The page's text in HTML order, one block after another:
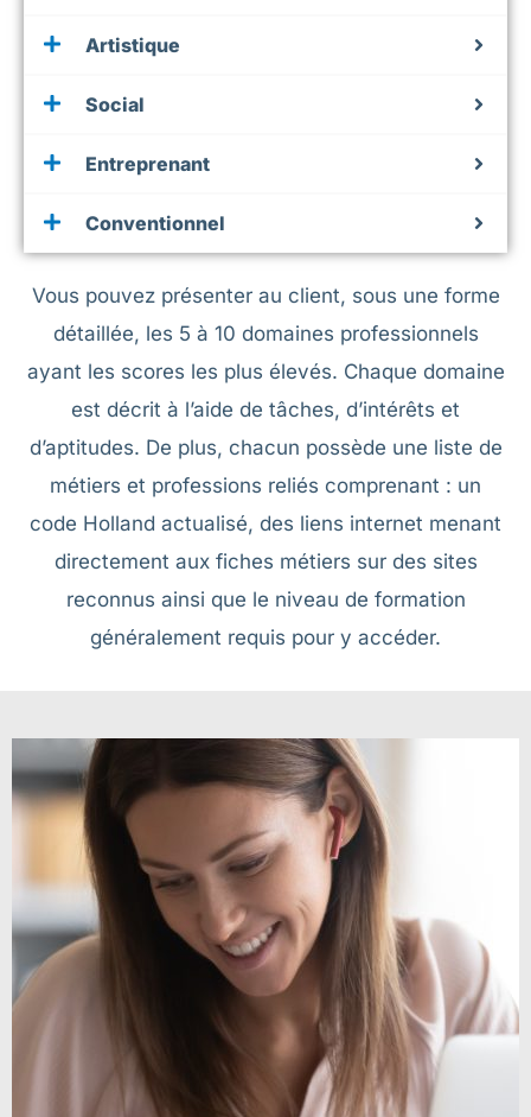
Artistique
Social
Entreprenant
Conventionnel
Vous pouvez présenter au client, sous une forme
détaillée, les 5 à 10 domaines professionnels
ayant les scores les plus élevés. Chaque domaine
est décrit à l’aide de tâches, d’intérêts et
d’aptitudes. De plus, chacun possède une liste de
métiers et professions reliés comprenant : un
code Holland actualisé, des liens internet menant
directement aux fiches métiers sur des sites
reconnus ainsi que le niveau de formation
généralement requis pour y accéder.